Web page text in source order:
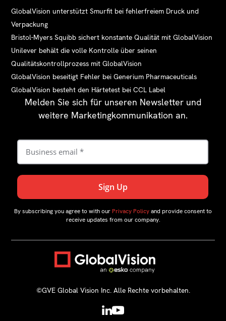
GlobalVision unterstützt Smurfit bei fehlerfreiem Druck und
Verpackung
Bristol-Myers Squibb sichert konstante Qualität mit GlobalVision
Unilever behält die volle Kontrolle über seinen
Qualitätskontrollprozess mit GlobalVision
GlobalVision beseitigt Fehler bei Generium Pharmaceuticals
GlobalVision besteht den Härtetest bei CCL Label
Melden Sie sich für unseren Newsletter und
weitere Marketingkommunikation an.
By subscribing you agree to with our Privacy Policyand provide consent to
receive updates from our company.
©GVE Global Vision Inc. Alle Rechte vorbehalten.